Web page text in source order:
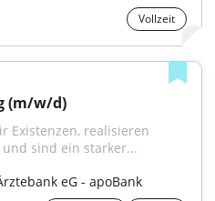
Vollzeit
(m/w/d)
Existenzen, realisieren
sind ein starker...
eG - apoBank